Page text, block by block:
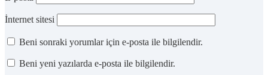
İnternet sitesi
Beni sonraki yorumlar için e-posta ile bilgilendir.
Beni yeni yazılarda e-posta ile bilgilendir.